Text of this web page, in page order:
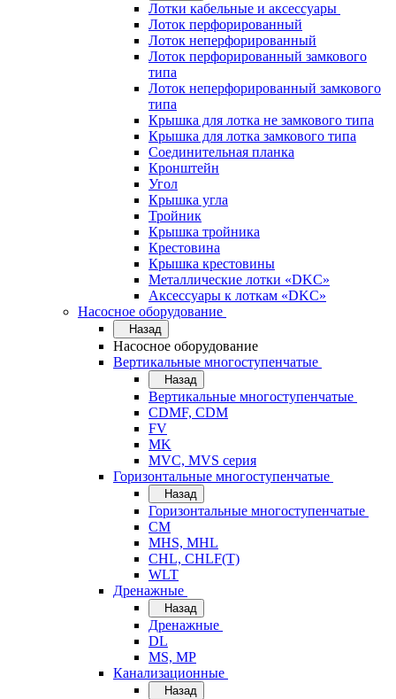
Лотки кабельные и аксессуары
Лоток перфорированный
Лоток неперфорированный
Лоток перфорированный замкового
типа
Лоток неперфорированный замкового
типа
Крышка для лотка не замкового типа
Крышка для лотка замкового типа
Соединительная планка
Кронштейн
Угол
Крышка угла
Тройник
Крышка тройника
Крестовина
Крышка крестовины
Металлические лотки «DKC»
Аксессуары к лоткам «DKC»
Насосное оборудование
Назад
Насосное оборудование
Вертикальные многоступенчатые
Назад
Вертикальные многоступенчатые
CDMF, CDM
FV
MK
MVC, MVS серия
Горизонтальные многоступенчатые
Назад
Горизонтальные многоступенчатые
CM
MHS, MHL
CHL, CHLF(T)
WLT
Дренажные
Назад
Дренажные
DL
MS, MP
Канализационные
Назад